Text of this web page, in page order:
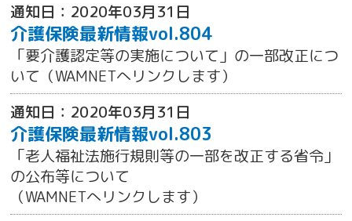
通知日：2020年03月31日
介護保険最新情報vol.804
「要介護認定等の実施について」の一部改正につ
いて（WAMNETへリンクします）
通知日：2020年03月31日
介護保険最新情報vol.803
「老人福祉法施行規則等の一部を改正する省令」
の公布等について
（WAMNETへリンクします）